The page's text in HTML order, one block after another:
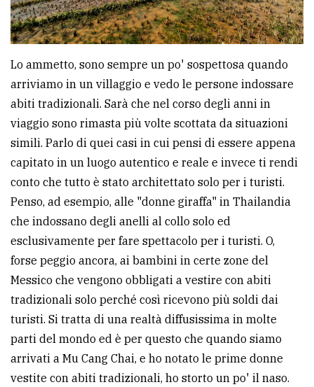
Lo ammetto, sono sempre un po' sospettosa quando
arriviamo in un villaggio e vedo le persone indossare
abiti tradizionali. Sarà che nel corso degli anni in
viaggio sono rimasta più volte scottata da situazioni
simili. Parlo di quei casi in cui pensi di essere appena
capitato in un luogo autentico e reale e invece ti rendi
conto che tutto è stato architettato solo per i turisti.
Penso, ad esempio, alle "donne giraffa" in Thailandia
che indossano degli anelli al collo solo ed
esclusivamente per fare spettacolo per i turisti. O,
forse peggio ancora, ai bambini in certe zone del
Messico che vengono obbligati a vestire con abiti
tradizionali solo perché così ricevono più soldi dai
turisti. Si tratta di una realtà diffusissima in molte
parti del mondo ed è per questo che quando siamo
arrivati a Mu Cang Chai, e ho notato le prime donne
vestite con abiti tradizionali, ho storto un po' il naso.